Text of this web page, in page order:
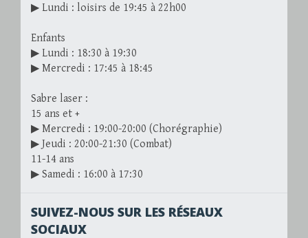
▶ Lundi : loisirs de 19:45 à 22h00
Enfants
▶ Lundi : 18:30 à 19:30
▶ Mercredi : 17:45 à 18:45
Sabre laser :
15 ans et +
▶ Mercredi : 19:00-20:00 (Chorégraphie)
▶ Jeudi : 20:00-21:30 (Combat)
11-14 ans
▶ Samedi : 16:00 à 17:30
SUIVEZ-NOUS SUR LES RÉSEAUX
SOCIAUX